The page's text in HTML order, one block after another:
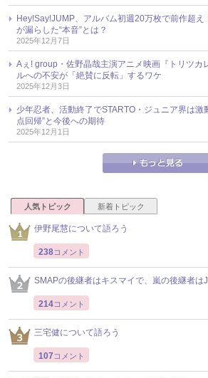
Hey!Say!JUMP、アルバム初週20万枚で前作超
が漏らした“本音”とは？
2025年12月7日
Aぇ! group・佐野晶哉主演アニメ映画『トリツカ
ルへの不安が「絶賛に反転」するワケ
2025年12月3日
少年忍者、活動終了でSTARTO・ジュニア界は
点回帰”と今後への期待
2025年12月1日
人気トピック 新着トピック
伊野尾慧について語ろう
238コメント
SMAPの後継者はキスマイで、嵐の後継者は
214コメント
三宅健について語ろう
107 コメント